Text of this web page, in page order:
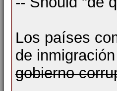
Los países
de
gobierno